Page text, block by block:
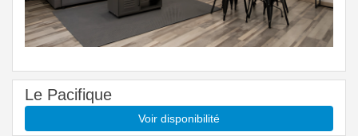
Le Pacifique
Voir disponibilité